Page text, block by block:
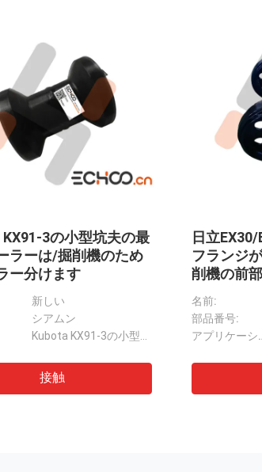
的なCustimizedの
VIO27 -2
ラック ローラー
VIO30
1800時間
はい
接触
Yanmar
めの高力
ーラー
名前:
素材:
保証時間: